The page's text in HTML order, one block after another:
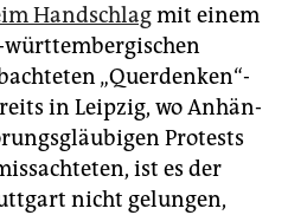
Handschlagmit einem
„Querdenken“-
in Leipzig, wo An­hän­
Protests
ist es der
nicht gelungen,